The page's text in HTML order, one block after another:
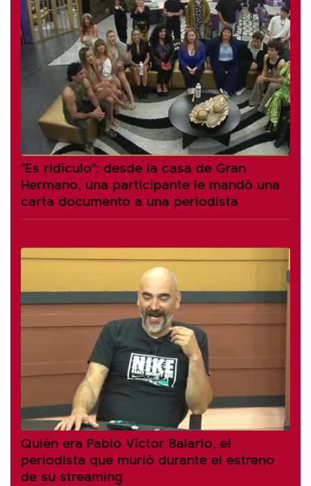
"Es ridículo": desde la casa de Gran
Hermano, una participante le mandó una
carta documento a una periodista
Quién era Pablo Víctor Balario, el
periodista que murió durante el estreno
de su streaming